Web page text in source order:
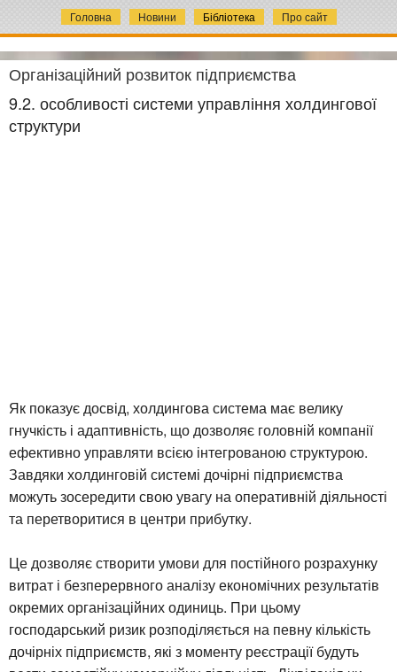
Головна Новини Бібліотека Про сайт
Організаційний розвиток підприємства
9.2. особливості системи управління холдингової
структури
Як показує досвід, холдингова система має велику
гнучкість і адаптивність, що дозволяє головній компанії
ефективно управляти всією інтегрованою структурою.
Завдяки холдинговій системі дочірні підприємства
можуть зосередити свою увагу на оперативній діяльності
та перетворитися в центри прибутку.
Це дозволяє створити умови для постійного розрахунку
витрат і безперервного аналізу економічних результатів
окремих організаційних одиниць. При цьому
господарський ризик розподіляється на певну кількість
дочірніх підприємств, які з моменту реєстрації будуть